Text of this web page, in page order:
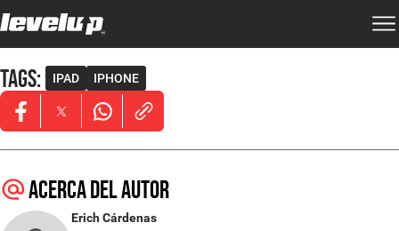
TAGS: IPAD IPHONE
Opens in new window
Opens in new window
Opens in new window
Acerca del autor
Erich Cárdenas